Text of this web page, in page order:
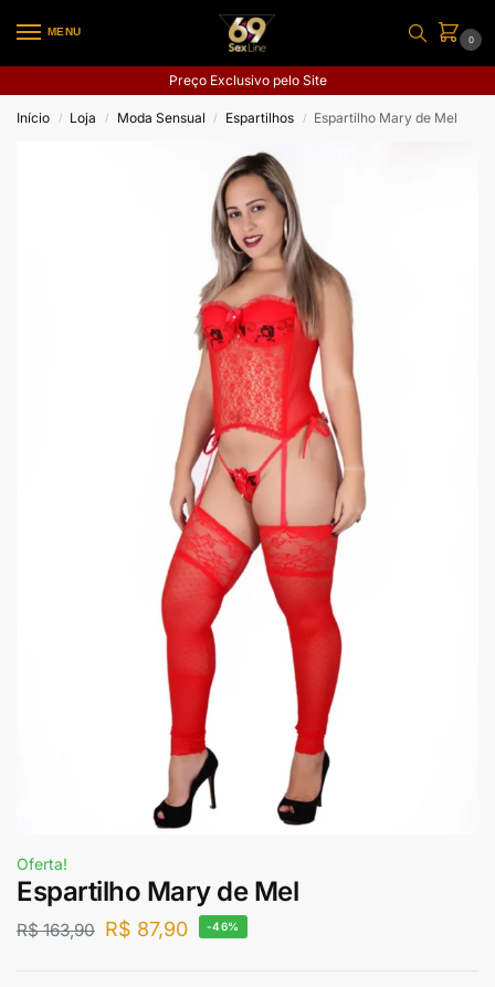
MENU
0
Preço Exclusivo pelo Site
Início / Loja / Moda Sensual / Espartilhos / Espartilho Mary de Mel
Oferta!
Espartilho Mary de Mel
R$163,90 R$ 87,90 -46%